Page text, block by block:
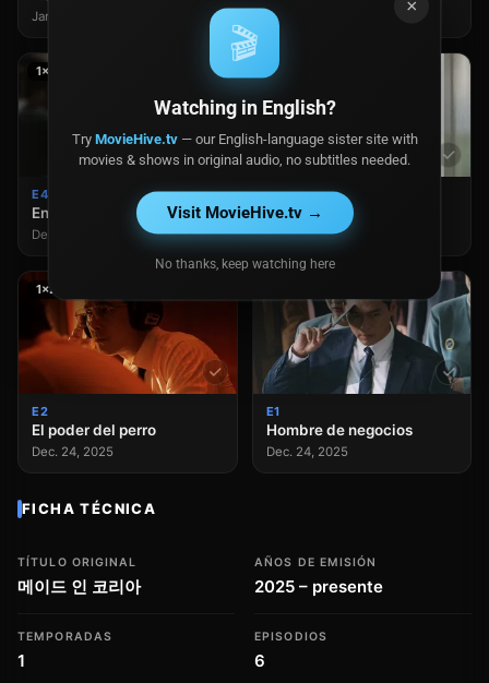
Jan. 14, 2026 Jan. 07, 2026
1×4
E4
En el nombre del padre
Dec. 31, 2025
1×3
E3
La era de la prohibición
Dec. 31, 2025
1×2
E2
El poder del perro
Dec. 24, 2025
E1
Hombre de negocios
Dec. 24, 2025
FICHA TÉCNICA
TÍTULO ORIGINAL
메이드 인 코리아
AÑOS DE EMISIÓN
2025 – presente
TEMPORADAS
1
EPISODIOS
6
×
🎬
Watching in English?
Try MovieHive.tv— our English-language sister site with
movies & shows in original audio, no subtitles needed.
Visit MovieHive.tv →
No thanks, keep watching here